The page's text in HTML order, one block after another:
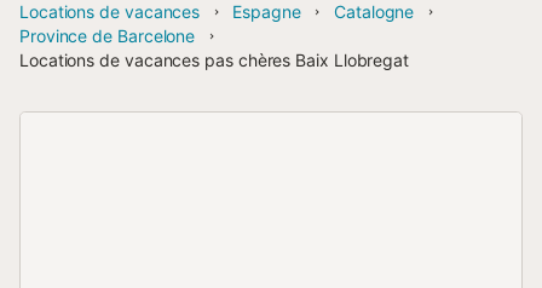
Locations de vacances Espagne
Catalogne
Province de Barcelone
Locations de vacances pas chères Baix Llobregat